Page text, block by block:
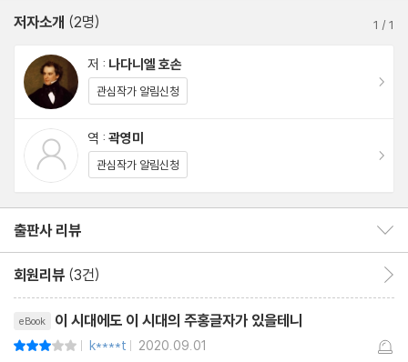
호손이 헤스터를 통해 보여 주는 죄의 성격은 당시의 기독교적 관점
프린을, 호손은 죄의식에 짓눌려 고개 숙인 채 살도록 버려두지 않는
다. 죄의 표식인 주홍 글자는 아이러니하게도 청교도 사회의 배타성
과 편협함에 맞서는 무기요, 딛고 일어서는 발판으로 작용한다. 죄악
의 글자를 통해 호손은 결국 편협한 사회가 아닌 자유롭고 평등한 사
회를 꿈꾸며, 그 사회는 결국 개인이 타자에게 손 내미는 따스한 사
회임을 암시한다.
저자소개 (2명) 1 /1
저 : 나다니엘 호손
관심작가 알림신청
역 : 곽영미
관심작가 알림신청
출판사 리뷰
회원리뷰 (3건)
eBook 이 시대에도 이 시대의 주홍글자가 있을테니
| k****t | 2020.09.01